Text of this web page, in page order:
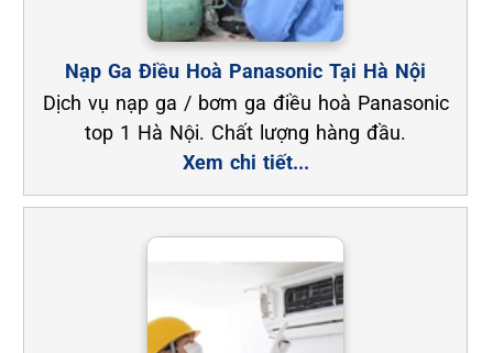
Nạp Ga Điều Hoà Panasonic Tại Hà Nội
Dịch vụ nạp ga / bơm ga điều hoà Panasonic
top 1 Hà Nội. Chất lượng hàng đầu.
Xem chi tiết...